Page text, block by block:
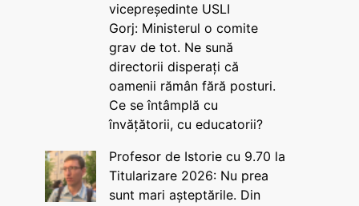
vicepreședinte USLI
Gorj: Ministerul o comite
grav de tot. Ne sună
directorii disperați că
oamenii rămân fără posturi.
Ce se întâmplă cu
învățătorii, cu educatorii?
Profesor de Istorie cu 9.70 la
Titularizare 2026: Nu prea
sunt mari așteptările. Din